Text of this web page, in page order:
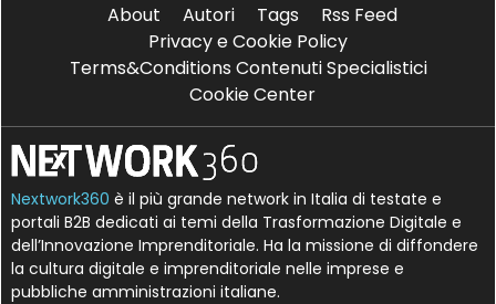
About Autori Tags
Rss Feed
Privacy e Cookie Policy
Terms&Conditions Contenuti Specialistici
Cookie Center
Nextwork360 è il più grande network in Italia di testate e
portali B2B dedicati ai temi della Trasformazione Digitale e
dell’Innovazione Imprenditoriale. Ha la missione di diffondere
la cultura digitale e imprenditoriale nelle imprese e
pubbliche amministrazioni italiane.